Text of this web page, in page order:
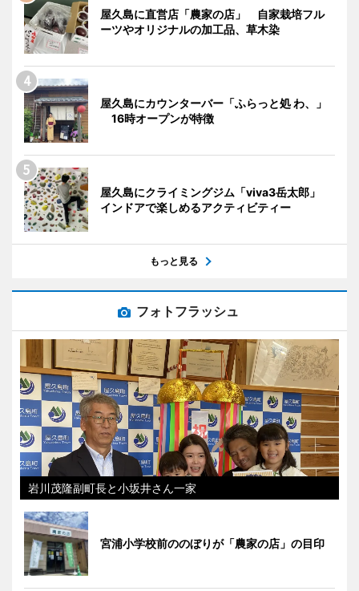
屋久島に直営店「農家の店」 自家栽培フル
ーツやオリジナルの加工品、草木染
屋久島にカウンターバー「ふらっと処 わ、」
16時オープンが特徴
屋久島にクライミングジム「viva3岳太郎」
インドアで楽しめるアクティビティー
もっと見る
フォトフラッシュ
岩川茂隆副町長と小坂井さん一家
宮浦小学校前ののぼりが「農家の店」の目印